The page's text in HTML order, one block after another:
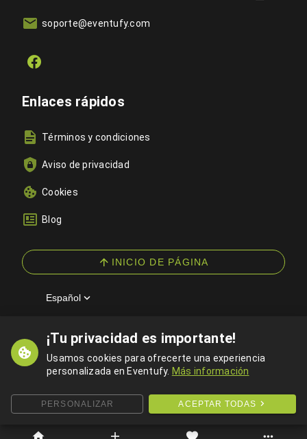
¡Tu privacidad es importante!
Usamos cookies para ofrecerte una experiencia
personalizada en Eventufy. Más información
PERSONALIZAR ACEPTAR TODAS
soporte@eventufy.com
Enlaces rápidos
Términos y condiciones
Aviso de privacidad
Cookies
Blog
INICIO DE PÁGINA
Español